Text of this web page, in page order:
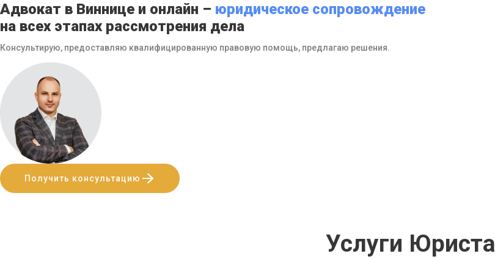
Адвокат в Виннице и онлайн – юридическое сопровождение
на всех этапах рассмотрения дела
Консультирую, предоставляю квалифицированную правовую помощь, предлагаю решения.
Получить консультацию
Услуги Юриста